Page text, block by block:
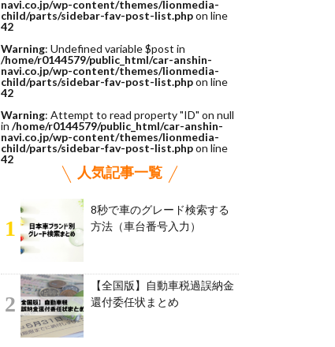
navi.co.jp/wp-content/themes/lionmedia-
child/parts/sidebar-fav-post-list.phpon line
42
Warning: Undefined variable $post in
/home/r0144579/public_html/car-anshin-
navi.co.jp/wp-content/themes/lionmedia-
child/parts/sidebar-fav-post-list.phpon line
42
Warning: Attempt to read property "ID" on null
in /home/r0144579/public_html/car-anshin-
navi.co.jp/wp-content/themes/lionmedia-
child/parts/sidebar-fav-post-list.phpon line
42
人気記事一覧
1
8秒で車のグレード検索する
方法（車台番号入力）
2
【全国版】自動車税過誤納金
還付委任状まとめ